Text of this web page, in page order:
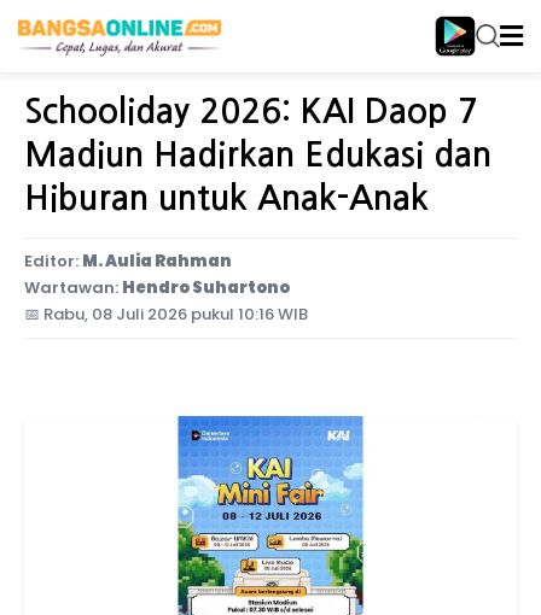
Home Jawa Timur
Schooliday 2026: KAI Daop 7
Madiun Hadirkan Edukasi dan
Hiburan untuk Anak-Anak
Editor: M. Aulia Rahman
Wartawan: Hendro Suhartono
📅 Rabu, 08 Juli 2026 pukul 10:16 WIB